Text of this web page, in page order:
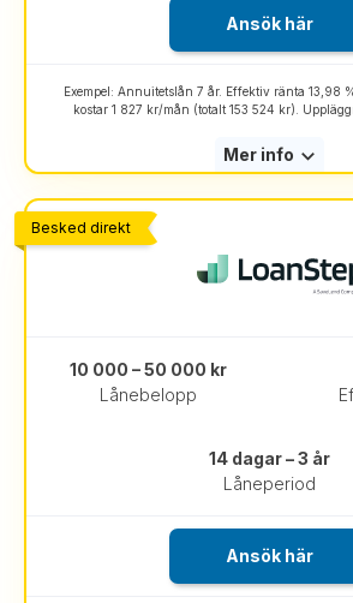
Ansök här
Exempel: Annuitetslån 7 år. Effektiv ränta 13,98
kostar 1 827 kr/mån (totalt 153 524 kr).
Mer info
Besked direkt
Lånebelopp
10 000 – 50 000 kr
Låneperiod
14 dagar – 3 år
Ansök här